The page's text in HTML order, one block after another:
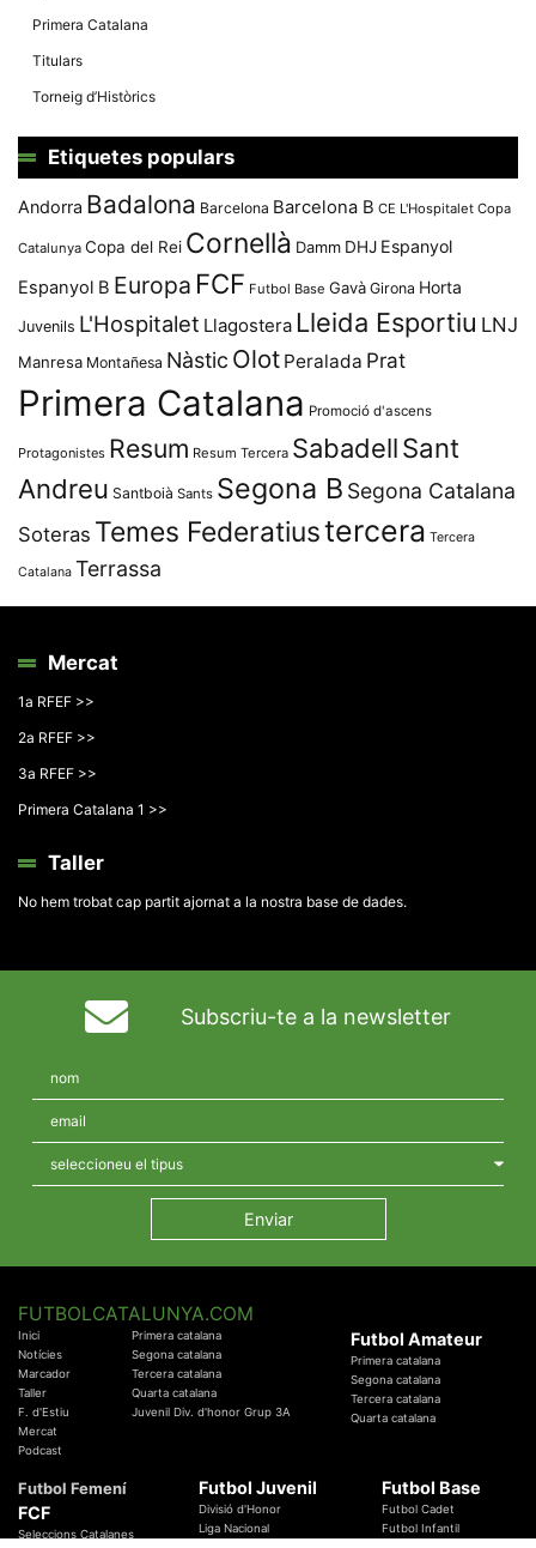
Primera Catalana
Titulars
Torneig d’Històrics
Etiquetes populars
Andorra Badalona Barcelona Barcelona B CE L'Hospitalet Copa
Catalunya Copa del Rei Cornellà Damm DHJ Espanyol
Espanyol B Europa FCF Futbol Base Gavà Girona Horta
Juvenils L'Hospitalet Llagostera Lleida Esportiu LNJ
Manresa Montañesa Nàstic Olot Peralada Prat
Primera Catalana Promoció d'ascens
Protagonistes Resum Resum Tercera SabadellSant
Andreu Santboià Sants Segona B Segona Catalana
Soteras Temes Federatiustercera Tercera
Catalana Terrassa
Mercat
1a RFEF >>
2a RFEF >>
3a RFEF >>
Primera Catalana 1 >>
Taller
No hem trobat cap partit ajornat a la nostra base de dades.
Subscriu-te a la newsletter
FUTBOLCATALUNYA.COM
Inici
Notícies
Marcador
Taller
F. d'Estiu
Mercat
Podcast
Primera catalana
Segona catalana
Tercera catalana
Quarta catalana
Juvenil Div. d'honor Grup 3A
Futbol Amateur
Primera catalana
Segona catalana
Tercera catalana
Quarta catalana
Futbol Femení
FCF
Seleccions Catalanes
Futbol Juvenil
Divisió d'Honor
Liga Nacional
Futbol Base
Futbol Cadet
Futbol Infantil